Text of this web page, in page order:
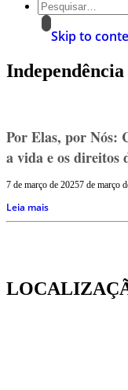
Skip to
Por Elas, por Nós:
a vida e os direitos
7 de março de 20257 de março
Leia mais